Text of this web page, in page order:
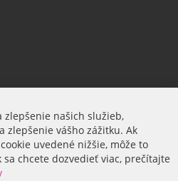
zlepšenie našich služieb,
zlepšenie vášho zážitku. Ak
uvedené nižšie, môže to
chcete dozvedieť viac, prečítajte